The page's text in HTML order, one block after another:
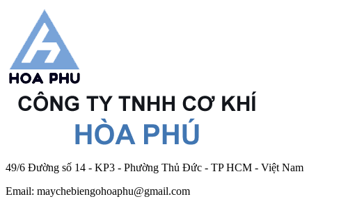
49/6 Đường số 14 - KP3 - Phường Thủ Đức - TP HCM - Việt Nam
Email: maychebiengohoaphu@gmail.com